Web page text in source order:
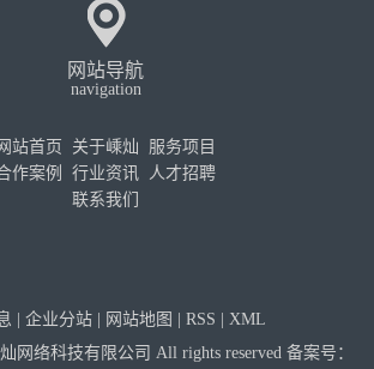
网站导航
navigation
站首页 关于嵊灿
服务项目
作案例
行业资讯
人才招聘
联系我们
| 企业分站 | 网站地图 | RSS | XML
网络科技有限公司 All rights reserved 备案号：